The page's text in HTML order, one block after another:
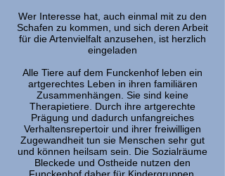
Wer Interesse hat, auch einmal mit zu den
Schafen zu kommen, und sich deren Arbeit
für die Artenvielfalt anzusehen, ist herzlich
eingeladen
Alle Tiere auf dem Funckenhof leben ein
artgerechtes Leben in ihren familiären
Zusammenhängen. Sie sind keine
Therapietiere. Durch ihre artgerechte
Prägung und dadurch unfangreiches
Verhaltensrepertoir und ihrer freiwilligen
Zugewandheit tun sie Menschen sehr gut
und können heilsam sein. Die Sozialräume
Bleckede und Ostheide nutzen den